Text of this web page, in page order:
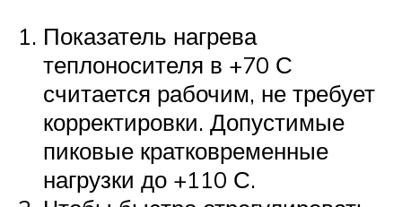
Показатель нагрева
теплоносителя в +70 С
считается рабочим, не требует
корректировки. Допустимые
пиковые кратковременные
нагрузки до +110 С.